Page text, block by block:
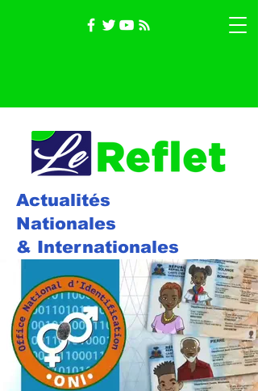
Actualités
Nationales
& Internationales